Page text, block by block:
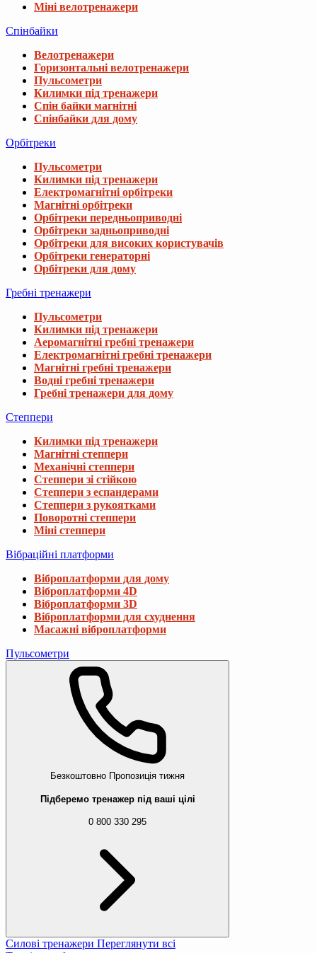
Міні велотренажери
Спінбайки
Велотренажери
Горизонтальні велотренажери
Пульсометри
Килимки під тренажери
Спін байки магнітні
Спінбайки для дому
Орбітреки
Пульсометри
Килимки під тренажери
Електромагнітні орбітреки
Магнітні орбітреки
Орбітреки передньоприводні
Орбітреки задньоприводні
Орбітреки для високих користувачів
Орбітреки генераторні
Орбітреки для дому
Гребні тренажери
Пульсометри
Килимки під тренажери
Аеромагнітні гребні тренажери
Електромагнітні гребні тренажери
Магнітні гребні тренажери
Водні гребні тренажери
Гребні тренажери для дому
Степпери
Килимки під тренажери
Магнітні степпери
Механічні степпери
Степпери зі стійкою
Степпери з еспандерами
Степпери з рукоятками
Поворотні степпери
Міні степпери
Вібраційні платформи
Віброплатформи для дому
Віброплатформи 4D
Віброплатформи 3D
Віброплатформи для схуднення
Масажні віброплатформи
Пульсометри
Безкоштовно Пропозиція тижня
Підберемо тренажер під ваші цілі
0 800 330 295
Силові тренажери Переглянути всі